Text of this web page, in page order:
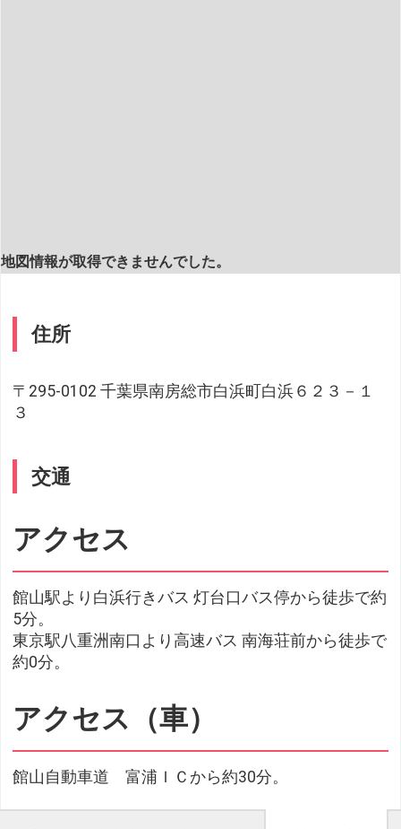
地図情報が取得できませんでした。
住所
〒295-0102 千葉県南房総市白浜町白浜６２３－１
３
交通
アクセス
館山駅より白浜行きバス 灯台口バス停から徒歩で約
5分。
東京駅八重洲南口より高速バス 南海荘前から徒歩で
約0分。
アクセス（車）
館山自動車道 富浦ＩＣから約30分。